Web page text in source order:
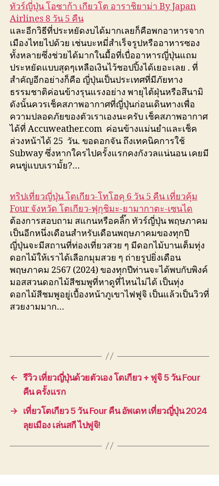
ทัวร์ญี่ปุ่น โอซาก้า เกียวโต อาราชิยาม่า By Japan
Airlines 8 วัน 5 คืน
และอีกวิธีที่ประหยัดงบได้มากเลยก็คือพกอาหารจาก
เมืองไทยไปด้วย เช่นบะหมี่สำเร็จรูปหรืออาหารซอง
ทั้งหลายซึ่งช่วยได้มากในมื้อที่เบื่ออาหารญี่ปุ่นแถม
ประหยัดแบบสุดๆเหลือเงินไว้ชอปปิ้งได้เยอะเลย . ที่
สำคัญอีกอย่างก็คือ ญี่ปุ่นเป็นประเทศที่มีภัยทาง
ธรรมชาติค่อนข้างรุนแรงอย่าง พายุไต้ฝุ่นหรือสึนามิ
ดังนั้นควรเช็คสภาพอากาศที่ญี่ปุ่นก่อนเดินทางเพื่อ
ความปลอดภัยของตัวเราเองนะครับ เช็คสภาพอากาศ
ได้ที่ Accuweather.com ค่อนข้างแม่นยำและเช็ค
ล่วงหน้าได้ 25 วัน. ขอดอกจัน ถึงเทคนิคการใช้
Subway ซึ่งหากใครไปครั้งแรกคงกังวลแน่นอน เคยมี
คนขู่แบบเรามั้ย?…
ทริปเที่ยวญี่ปุ่น โตเกียว-โทโฮคุ 6 วัน 5 คืน เที่ยวคุ้ม
Four จังหวัด โตเกียว-ฟุกุชิมะ-ยามากาตะ-เซนได
ต้องการสอบถาม สแกนหรือคลิ๊ก ทัวร์ญี่ปุ่น พฤษภาคม
เป็นอีกหนึ่งเดือนสำหรับเดือนพฤษภาคมของทุกปี
ญี่ปุ่นจะมีสถานที่ท่องเที่ยวสวย ๆ มีดอกไม้บานเต็มทุ่ง
ดอกไม้ให้เราได้เลือกมุมสวย ๆ ถ่ายรูปยิ่งเดือน
พฤษภาคม 2567 (2024) ของทุกปีท่านจะได้พบกับพิงค์
มอสสวนดอกไม้สีชมพูที่หาดูที่ไหนไม่ได้ เป็นทุ่ง
ดอกไม้สีชมพูอยู่เบื้องหน้าภูเขาไฟฟูจิ เป็นแล้วเป็นวิวที่
สวยงามมาก…
← รีวิว เที่ยวญี่ปุ่นด้วยตัวเอง โตเกียว + ฟูจิ 5 วัน Four
คืน ครั้งแรก
→
เที่ยวโตเกียว 5 วัน Four คืน อัพเดท เที่ยวญี่ปุ่น 2024
ลุยเมือง เล่นสกี ไปฟูจิ!